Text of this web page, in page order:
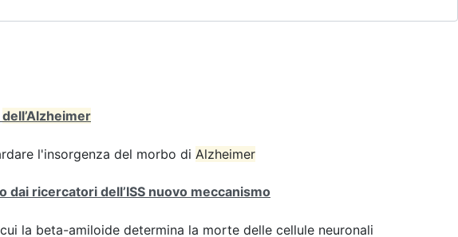
dell’Alzheimer
l'insorgenza del morbo di Alzheimer
dai ricercatori dell’ISS nuovo meccanismo
la beta-amiloide determina la morte delle cellule neuronali